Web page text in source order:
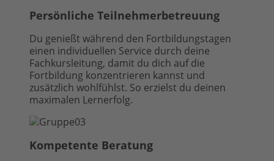
Persönliche Teilnehmerbetreuung
Du genießt während den Fortbildungstagen
einen individuellen Service durch deine
Fachkursleitung, damit du dich auf die
Fortbildung konzentrieren kannst und
zusätzlich wohlfühlst. So erzielst du deinen
maximalen Lernerfolg.
Kompetente Beratung